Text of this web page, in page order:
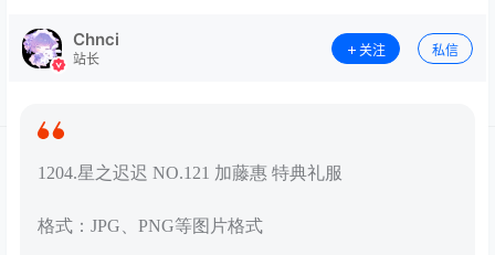
Chnci
站长
关注 私信
1204.星之迟迟 NO.121 加藤惠 特典礼服
格式：JPG、PNG等图片格式